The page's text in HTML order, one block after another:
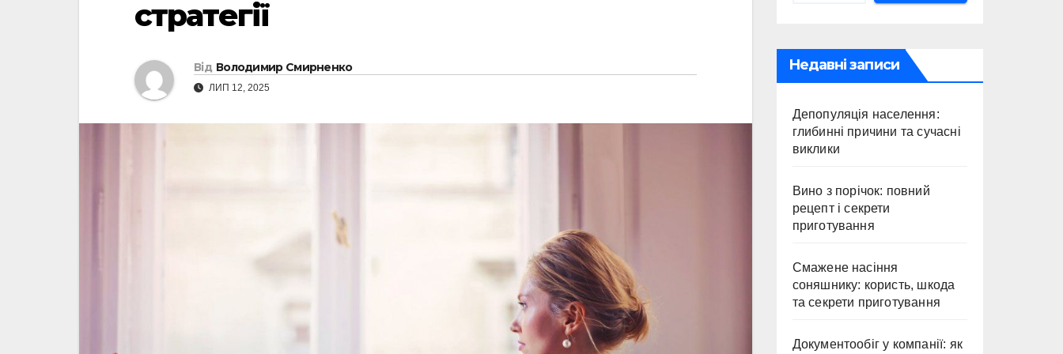
стратегії
Від Володимир Смирненко
ЛИП 12, 2025
Недавні записи
Депопуляція населення:
глибинні причини та сучасні
виклики
Вино з порічок: повний
рецепт і секрети
приготування
Смажене насіння
соняшнику: користь, шкода
та секрети приготування
Документообіг у компанії: як